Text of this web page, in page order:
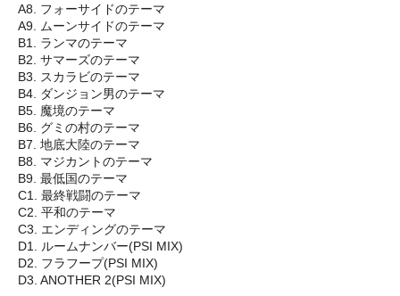
A8. フォーサイドのテーマ
A9. ムーンサイドのテーマ
B1. ランマのテーマ
B2. サマーズのテーマ
B3. スカラビのテーマ
B4. ダンジョン男のテーマ
B5. 魔境のテーマ
B6. グミの村のテーマ
B7. 地底大陸のテーマ
B8. マジカントのテーマ
B9. 最低国のテーマ
C1. 最終戦闘のテーマ
C2. 平和のテーマ
C3. エンディングのテーマ
D1. ルームナンバー(PSI MIX)
D2. フラフープ(PSI MIX)
D3. ANOTHER 2(PSI MIX)